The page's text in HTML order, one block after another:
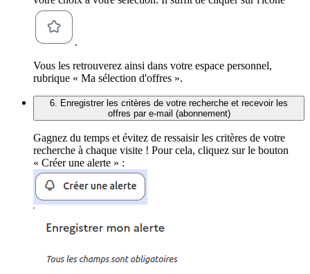
.
Vous les retrouverez ainsi dans votre espace personnel,
rubrique « Ma sélection d'offres ».
6. Enregistrer les critères de votre recherche et recevoir les
offres par e-mail (abonnement)
Gagnez du temps et évitez de ressaisir les critères de votre
recherche à chaque visite ! Pour cela, cliquez sur le bouton
« Créer une alerte » :